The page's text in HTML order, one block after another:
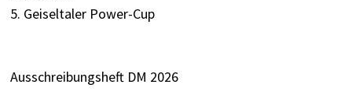
5. Geiseltaler Power-Cup
Ausschreibungsheft DM 2026